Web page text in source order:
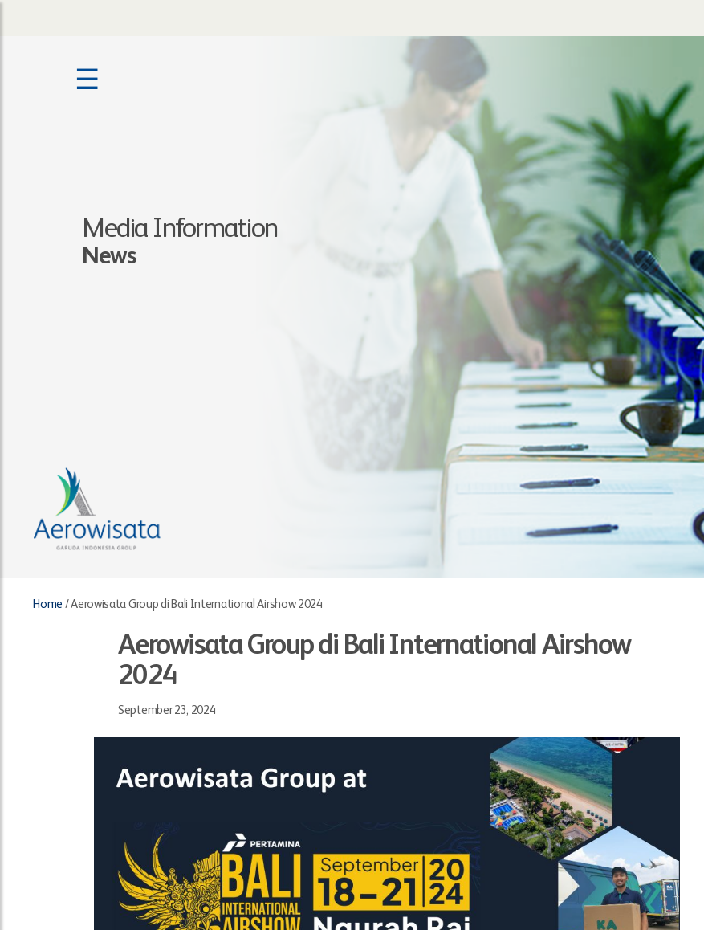
☰
Media Information
News
Home /Aerowisata Group di Bali International Airshow 2024
Aerowisata Group di Bali International Airshow
2024
September 23, 2024